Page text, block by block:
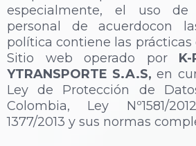
especialmente, el uso de
personal de acuerdocon
política contiene las prácticas
Sitio web operado por
YTRANSPORTE S.A.S,en
Ley de Protección de
Colombia, Ley Nº1581/
1377/2013 y sus normas